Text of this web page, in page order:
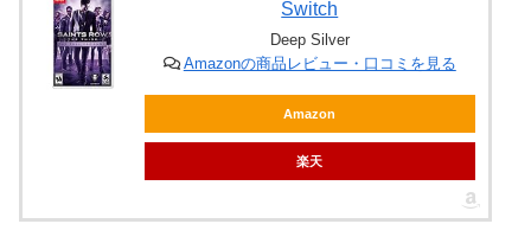
Switch
Deep Silver
Amazonの商品レビュー・口コミを見る
Amazon
楽天